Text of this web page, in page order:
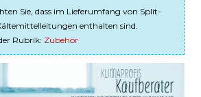
Sie, dass im Lieferumfang von Split-
enthalten sind.
Rubrik: Zubehör